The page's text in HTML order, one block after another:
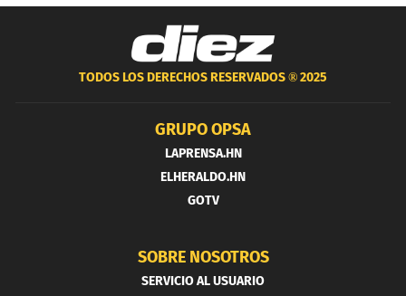
TODOS LOS DERECHOS RESERVADOS ®2025
GRUPO OPSA
LAPRENSA.HN
ELHERALDO.HN
GOTV
SOBRE NOSOTROS
SERVICIO AL USUARIO